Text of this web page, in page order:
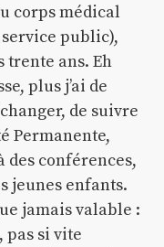
corps médical
public),
trente ans. Eh
plus j’ai de
de suivre
Permanente,
des conférences,
jeunes enfants.
jamais valable :
pas si vite